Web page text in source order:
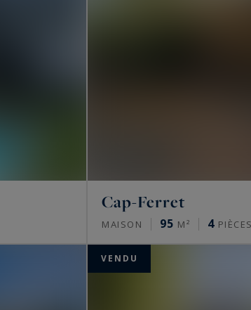
Cap-Ferret
MAISON 95 M² 4
VENDU